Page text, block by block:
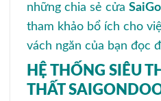
những chia sẻ cửa
tham khảo bổ ích cho
vách ngăn của bạn đọc
HỆ THỐNG SIÊU
THẤT